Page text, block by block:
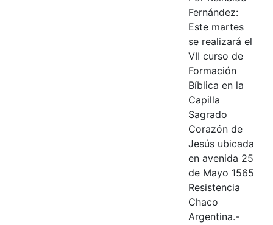
Fernández:
Este martes
se realizará el
VII curso de
Formación
Bíblica en la
Capilla
Sagrado
Corazón de
Jesús ubicada
en avenida 25
de Mayo 1565
Resistencia
Chaco
Argentina.-